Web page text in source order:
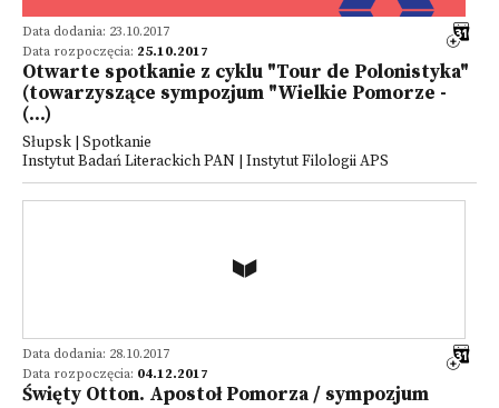
Data dodania: 23.10.2017
Data rozpoczęcia: 25.10.2017
Otwarte spotkanie z cyklu "Tour de Polonistyka"
(towarzyszące sympozjum "Wielkie Pomorze -
(...)
Słupsk | Spotkanie
Instytut Badań Literackich PAN | Instytut Filologii APS
Data dodania: 28.10.2017
Data rozpoczęcia: 04.12.2017
Święty Otton. Apostoł Pomorza / sympozjum